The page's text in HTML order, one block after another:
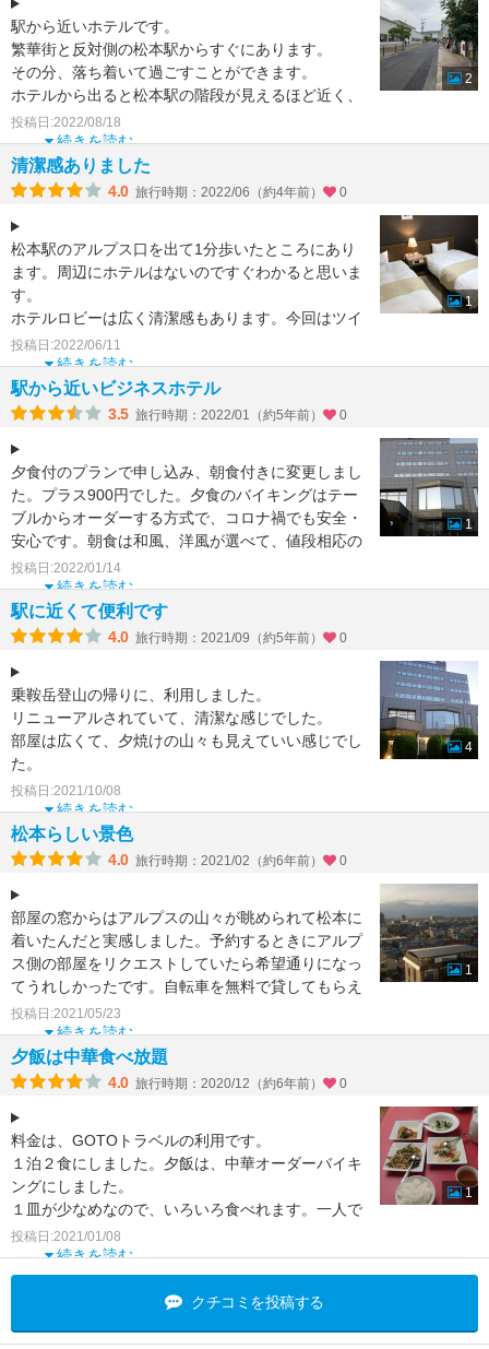
駅から近いホテルです。
繁華街と反対側の松本駅からすぐにあります。
その分、落ち着いて過ごすことができます。
ホテルから出ると松本駅の階段が見えるほど近く、
便利なホテルです。
また、食事をしに
続きを読む
投稿日:2022/08/18
2
清潔感ありました
4.0 旅行時期：2022/06（約4年前） 0
松本駅のアルプス口を出て1分歩いたところにあり
ます。周辺にホテルはないのですぐわかると思いま
す。
ホテルロビーは広く清潔感もあります。今回はツイ
ンルームを利用したのですが、広くて良かったで
す。
ホ
続きを読む
投稿日:2022/06/11
1
駅から近いビジネスホテル
3.5 旅行時期：2022/01（約5年前） 0
夕食付のプランで申し込み、朝食付きに変更しまし
た。プラス900円でした。夕食のバイキングはテー
ブルからオーダーする方式で、コロナ禍でも安全・
安心です。朝食は和風、洋風が選べて、値段相応の
内容で満足しま
続きを読む
投稿日:2022/01/14
1
駅に近くて便利です
4.0 旅行時期：2021/09（約5年前） 0
乗鞍岳登山の帰りに、利用しました。
リニューアルされていて、清潔な感じでした。
部屋は広くて、夕焼けの山々も見えていい感じでし
た。
ニッポンレンタカーを利用する場合は、近くて便利
です。
松本駅
続きを読む
投稿日:2021/10/08
4
松本らしい景色
4.0 旅行時期：2021/02（約6年前） 0
部屋の窓からはアルプスの山々が眺められて松本に
着いたんだと実感しました。予約するときにアルプ
ス側の部屋をリクエストしていたら希望通りになっ
てうれしかったです。自転車を無料で貸してもらえ
るので、松本城な
続きを読む
投稿日:2021/05/23
1
夕飯は中華食べ放題
4.0 旅行時期：2020/12（約6年前） 0
料金は、GOTOトラベルの利用です。
１泊２食にしました。夕飯は、中華オーダーバイキ
ングにしました。
１皿が少なめなので、いろいろ食べれます。一人で
も二人でも最初に頼めるのはお茶を除く、５品で
す。
続きを読む
投稿日:2021/01/08
1
クチコミを投稿する